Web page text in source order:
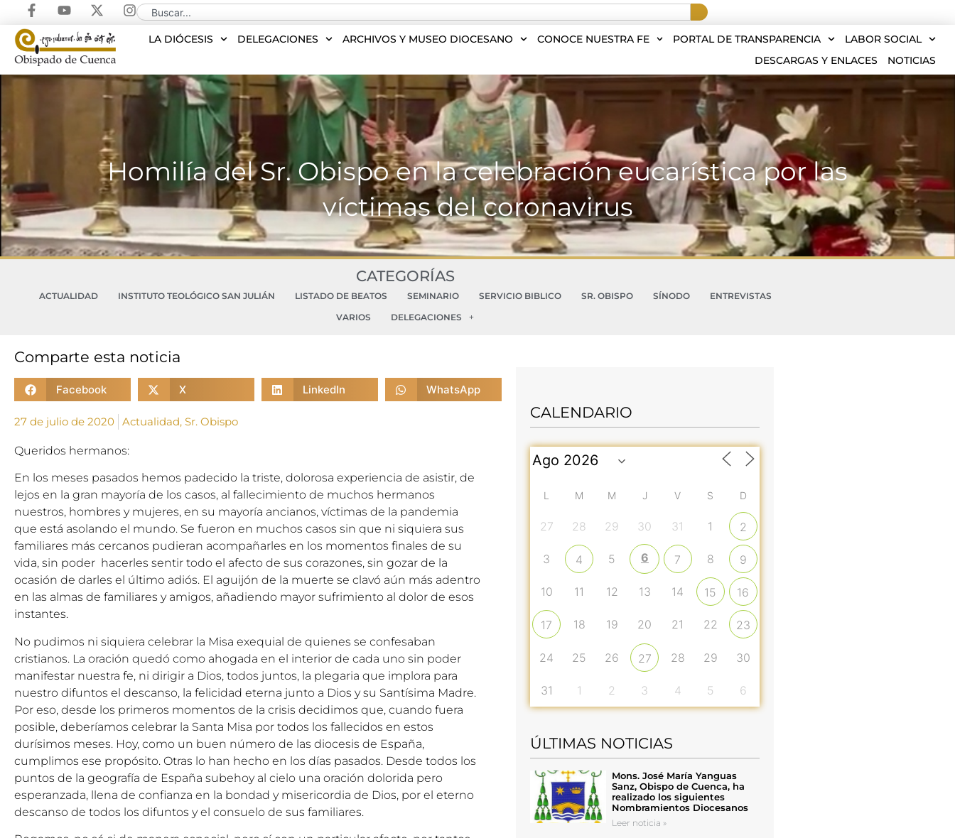
LA DIÓCESIS DELEGACIONES ARCHIVOS Y MUSEO DIOCESANO CONOCE NUESTRA FE PORTAL DE TRANSPARENCIA
LABOR SOCIAL
DESCARGAS Y ENLACES
NOTICIAS
Homilía del Sr. Obispo en la celebración eucarística por las
víctimas del coronavirus
CATEGORÍAS
ACTUALIDAD INSTITUTO TEOLÓGICO SAN JULIÁN LISTADO DE BEATOS SEMINARIO SERVICIO BIBLICO SR. OBISPO SÍNODO
ENTREVISTAS
VARIOS
DELEGACIONES
Comparte esta noticia
Facebook X LinkedIn WhatsApp
27 de julio de 2020 Actualidad, Sr. Obispo
Queridos hermanos:
En los meses pasados hemos padecido la triste, dolorosa experiencia de asistir, de
lejos en la gran mayoría de los casos, al fallecimiento de muchos hermanos
nuestros, hombres y mujeres, en su mayoría ancianos, víctimas de la pandemia
que está asolando el mundo. Se fueron en muchos casos sin que ni siquiera sus
familiares más cercanos pudieran acompañarles en los momentos finales de su
vida, sin poder hacerles sentir todo el afecto de sus corazones, sin gozar de la
ocasión de darles el último adiós. El aguijón de la muerte se clavó aún más adentro
en las almas de familiares y amigos, añadiendo mayor sufrimiento al dolor de esos
instantes.
No pudimos ni siquiera celebrar la Misa exequial de quienes se confesaban
cristianos. La oración quedó como ahogada en el interior de cada uno sin poder
manifestar nuestra fe, ni dirigir a Dios, todos juntos, la plegaria que implora para
nuestro difuntos el descanso, la felicidad eterna junto a Dios y su Santísima Madre.
Por eso, desde los primeros momentos de la crisis decidimos que, cuando fuera
posible, deberíamos celebrar la Santa Misa por todos los fallecidos en estos
durísimos meses. Hoy, como un buen número de las diocesis de España,
cumplimos ese propósito. Otras lo han hecho en los días pasados. Desde todos los
puntos de la geografía de España subehoy al cielo una oración dolorida pero
esperanzada, llena de confianza en la bondad y misericordia de Dios, por el eterno
descanso de todos los difuntos y el consuelo de sus familiares.
CALENDARIO
L M M J V S D
27 28 29 30 31 1 2
3 4 5 6 7 8 9
10 11 12 13 14 15 16
17 18 19 20 21 22 23
24 25 26 27 28 29 30
31 1 2 3 4 5 6
ÚLTIMAS NOTICIAS
Mons. José María Yanguas
Sanz, Obispo de Cuenca, ha
realizado los siguientes
Nombramientos Diocesanos
Leer noticia »